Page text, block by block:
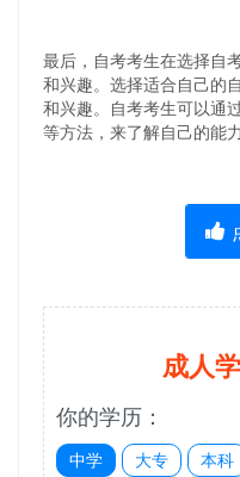
最后，自考考生在选择自
和兴趣。选择适合自己的
和兴趣。自考考生可以通
等方法，来了解自己的能
成人
你的学历：
中学 大专 本科